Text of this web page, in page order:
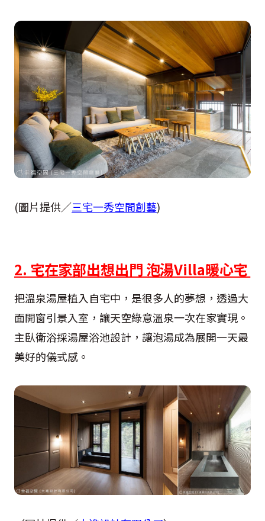
(圖片提供／三宅一秀空間創藝)
2. 宅在家部出想出門 泡湯Villa暖心宅
把溫泉湯屋植入自宅中，是很多人的夢想，透過大
面開窗引景入室，讓天空綠意溫泉一次在家實現。
主臥衛浴採湯屋浴池設計，讓泡湯成為展開一天最
美好的儀式感。